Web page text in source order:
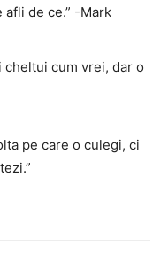
de ce.” -Mark
cheltui cum vrei, dar o
pe care o culegi, ci